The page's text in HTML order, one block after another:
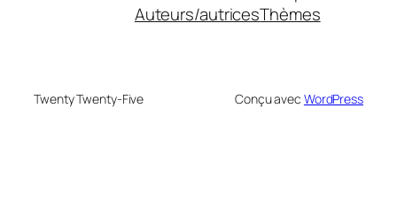
Auteurs/autricesThèmes
Twenty Twenty-Five Conçu avec WordPress